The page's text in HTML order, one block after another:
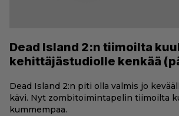
Dead Island 2:n tiimoilta
kehittäjästudiolle kenkää
Dead Island 2:n piti olla valmis jo
kävi. Nyt zombitoimintapelin tiimoilta
kummempaa.